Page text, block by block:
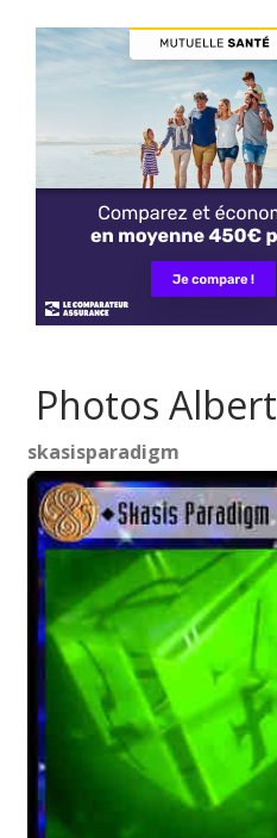
Photos Albert
skasisparadigm